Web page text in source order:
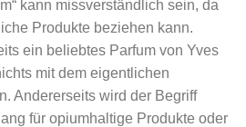
kann missverständlich sein, da
Produkte beziehen kann.
ein beliebtes Parfum von Yves
mit dem eigentlichen
Andererseits wird der Begriff
für opiumhaltige Produkte oder